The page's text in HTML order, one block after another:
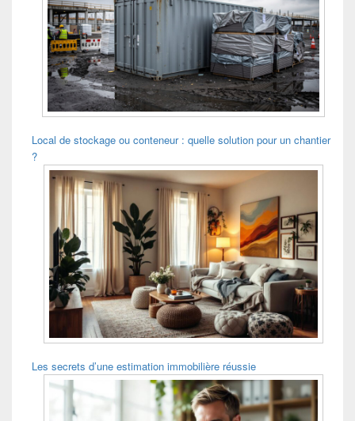
Local de stockage ou conteneur : quelle solution pour un chantier
?
Les secrets d’une estimation immobilière réussie